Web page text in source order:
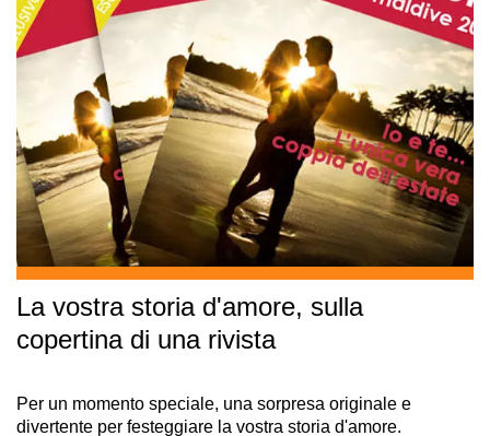
La vostra storia d'amore, sulla
copertina di una rivista
Per un momento speciale, una sorpresa originale e
divertente per festeggiare la vostra storia d'amore.